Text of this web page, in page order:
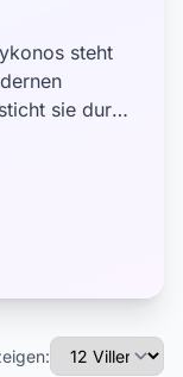
steht
sie durch